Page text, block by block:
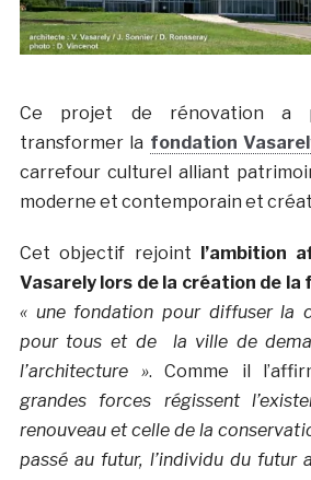
Ce projet de rénovation a
transformer la fondation
carrefour culturel alliant
moderne et contemporain et
Cet objectif rejoint l’ambition
Vasarely lors de la création de
« une fondation pour diffuser la
pour tous et de la ville de
l’architecture ». Comme il
grandes forces régissent
renouveau et celle de la
passé au futur, l’individu du futur